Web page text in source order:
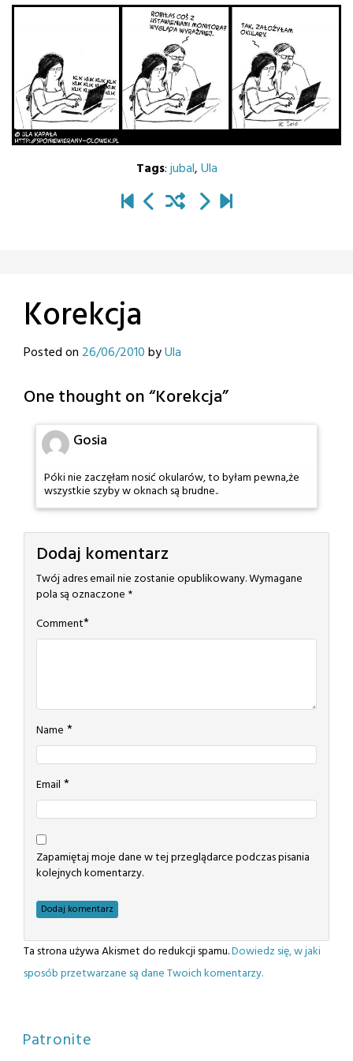
Tags:jubal,Ula
Korekcja
Posted on 26/06/2010byUla
One thought on “Korekcja”
Gosia
Póki nie zaczęłam nosić okularów, to byłam pewna,że
wszystkie szyby w oknach są brudne..
Dodaj komentarz
Twój adres email nie zostanie opublikowany.Wymagane
pola są oznaczone *
Comment*
Name *
Email *
Zapamiętaj moje dane w tej przeglądarce podczas pisania
kolejnych komentarzy.
Ta strona używa Akismet do redukcji spamu.Dowiedz się, w jaki
sposób przetwarzane są dane Twoich komentarzy.
Patronite